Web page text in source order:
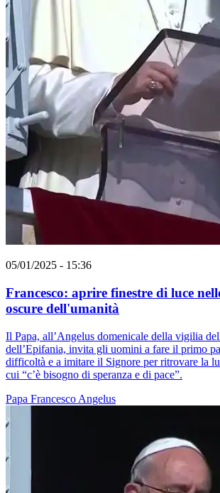
05/01/2025 - 15:36
Francesco: aprire finestre di luce
oscure dell'umanità
Il Papa, all’Angelus domenicale della vigilia
dell’Epifania, invita gli uomini a fare il primo
difficoltà e a imitare il Signore per ritrovare la
cui “c’è bisogno di speranza e di pace”.
Papa Francesco Angelus